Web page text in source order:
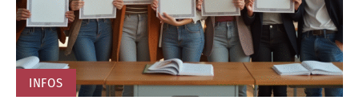
INFOS